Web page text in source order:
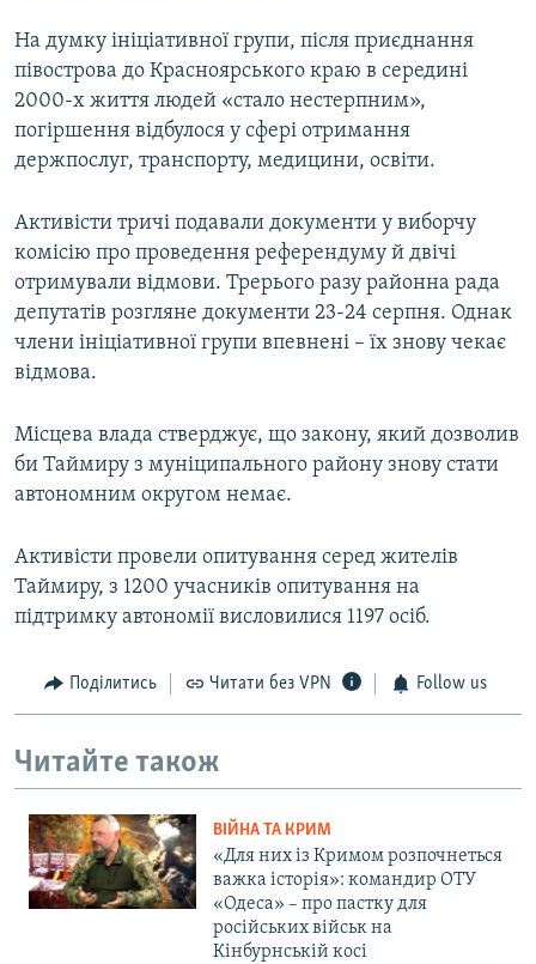
На думку ініціативної групи, після приєднання
півострова до Красноярського краю в середині
2000-х життя людей «стало нестерпним»,
погіршення відбулося у сфері отримання
держпослуг, транспорту, медицини, освіти.
Активісти тричі подавали документи у виборчу
комісію про проведення референдуму й двічі
отримували відмови. Трерього разу районна рада
депутатів розгляне документи 23-24 серпня. Однак
члени ініціативної групи впевнені – їх знову чекає
відмова.
Місцева влада стверджує, що закону, який дозволив
би Таймиру з муніципального району знову стати
автономним округом немає.
Активісти провели опитування серед жителів
Таймиру, з 1200 учасників опитування на
підтримку автономії висловилися 1197 осіб.
Поділитись Читати без VPN Follow us
Читайте також
ВІЙНА ТА КРИМ
«Для них із Кримом розпочнеться
важка історія»: командир ОТУ
«Одеса» – про пастку для
російських військ на
Кінбурнській косі